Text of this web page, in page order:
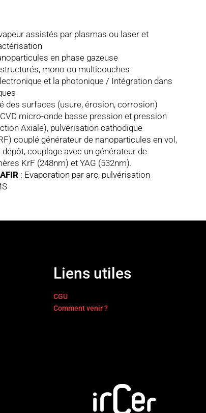
assistés par plasmas ou laser et
en phase gazeuse
mono ou multicouches
et la photonique / Intégration dans
des surfaces (usure, érosion, corrosion)
micro-onde basse pression et pression
Axiale), pulvérisation cathodique
couplé générateur de nanoparticules en vol,
couplage avec un générateur de
KrF (248nm) et YAG (532nm).
: Evaporation par arc, pulvérisation
Liens utiles
CGU
Comment venir ?